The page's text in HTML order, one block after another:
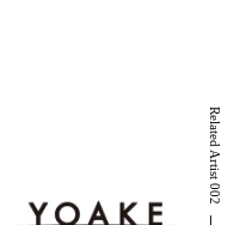
Related Artist 002